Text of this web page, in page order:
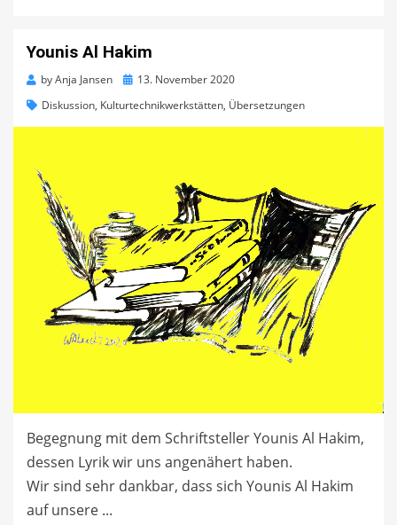
Younis Al Hakim
byAnja Jansen
Posted13. November 2020
Diskussion, Kulturtechnikwerkstätten, Übersetzungen
Begegnung mit dem Schriftsteller Younis Al Hakim,
dessen Lyrik wir uns angenähert haben.
Wir sind sehr dankbar, dass sich Younis Al Hakim
auf unsere ...